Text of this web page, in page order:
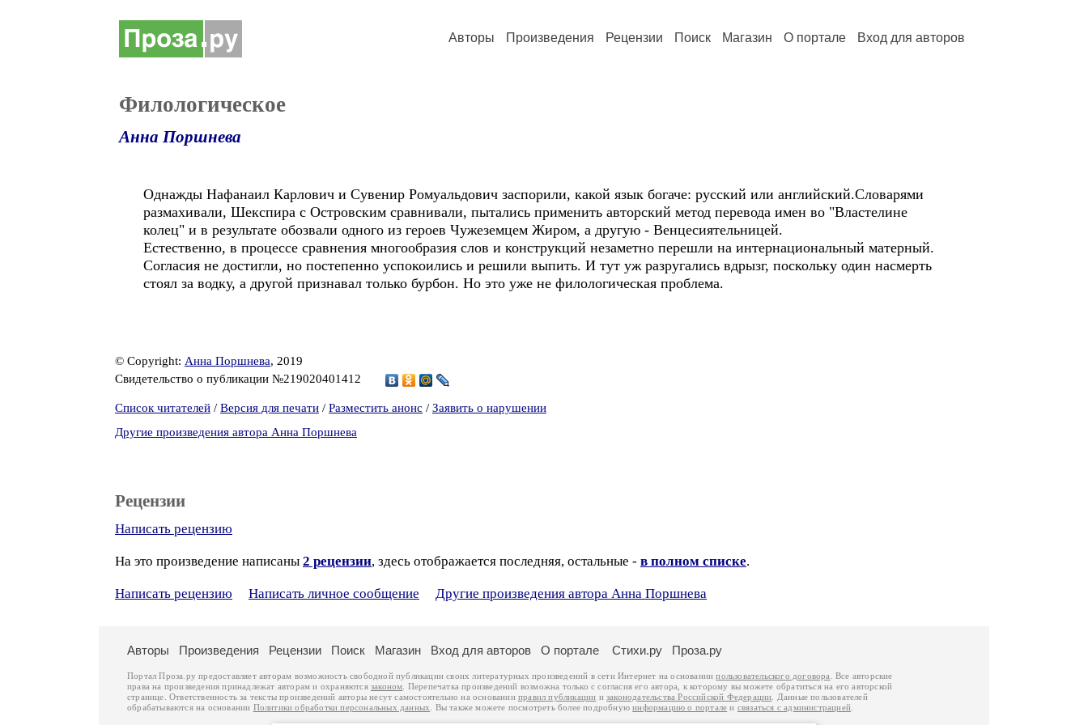
Авторы Произведения Рецензии Поиск Магазин О портале Вход для авторов
Филологическое
Анна Поршнева
Однажды Нафанаил Карлович и Сувенир Ромуальдович заспорили, какой язык богаче: русский или английский.Словарями
размахивали, Шекспира с Островским сравнивали, пытались применить авторский метод перевода имен во "Властелине
колец" и в результате обозвали одного из героев Чужеземцем Жиром, а другую - Венцесиятельницей.
Естественно, в процессе сравнения многообразия слов и конструкций незаметно перешли на интернациональный матерный.
Согласия не достигли, но постепенно успокоились и решили выпить. И тут уж разругались вдрызг, поскольку один насмерть
стоял за водку, а другой признавал только бурбон. Но это уже не филологическая проблема.
© Copyright: Анна Поршнева, 2019
Свидетельство о публикации №219020401412
Список читателей / Версия для печати / Разместить анонс / Заявить о нарушении
Другие произведения автора Анна Поршнева
Рецензии
Написать рецензию
На это произведение написаны 2 рецензии, здесь отображается последняя, остальные - в полном списке.
Написать рецензию Написать личное сообщение Другие произведения автора Анна Поршнева
Авторы Произведения Рецензии Поиск Магазин Вход для авторов О портале Стихи.ру Проза.ру
Портал Проза.ру предоставляет авторам возможность свободной публикации своих литературных произведений в сети Интернет на основаниипользовательского договора
. Все авторские
права на произведения принадлежат авторам и охраняются законом . Перепечатка произведений возможна только с согласия его автора, к которому вы можете обратиться на его авторской
странице. Ответственность за тексты произведений авторы несут самостоятельно на основанииправил публикации изаконодательства Российской Федерации . Данные пользователей
обрабатываются на основании Политики обработки персональных данных . Вы также можете посмотреть более подробнуюинформацию о портале и связаться с администрацией